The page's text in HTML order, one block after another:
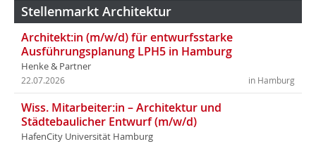
Stellenmarkt Architektur
Architekt:in (m/w/d) für entwurfsstarke
Ausführungsplanung LPH5 in Hamburg
Henke & Partner
in Hamburg
22.07.2026
Wiss. Mitarbeiter:in – Architektur und
Städtebaulicher Entwurf (m/w/d)
HafenCity Universität Hamburg